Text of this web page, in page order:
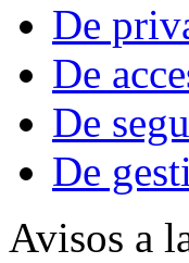
De
De
De
De
Avisos a